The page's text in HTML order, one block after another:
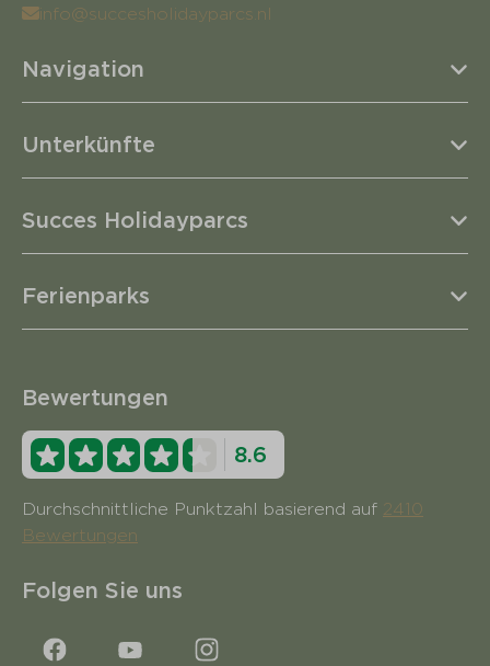
info@succesholidayparcs.nl
Navigation
Unterkünfte
Succes Holidayparcs
Ferienparks
Bewertungen
8.6
Durchschnittliche Punktzahl basierend auf 2410
Bewertungen
Folgen Sie uns